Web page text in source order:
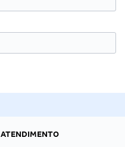
ATENDIMENTO